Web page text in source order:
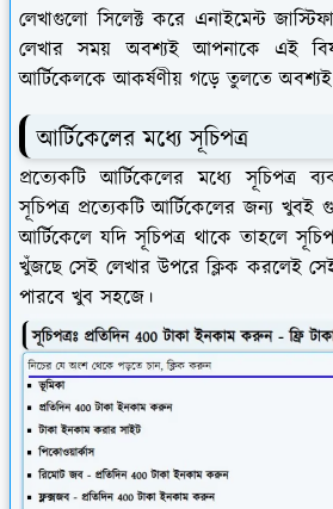
লেখাগুলো সিলেক্ট করে এনাইমেন্ট
লেখার সময় অবশ্যই আপনাকে এই
আর্টিকেলকে আকর্ষণীয় গড়ে তুলতে অবশ্যই
আর্টিকেলের মধ্যে সূচিপত্র
প্রত্যেকটি আর্টিকেলের মধ্যে সূচিপত্র
সূচিপত্র প্রত্যেকটি আর্টিকেলের জন্য খুবই
আর্টিকেলে যদি সূচিপত্র থাকে তাহলে
খুঁজছে সেই লেখার উপরে ক্লিক করলেই
পারবে খুব সহজে।